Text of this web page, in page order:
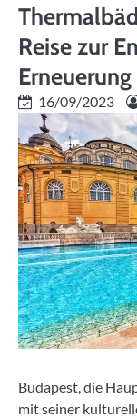
Reise zur
Erneuerung
16/09/2023
Budapest, die
mit seiner